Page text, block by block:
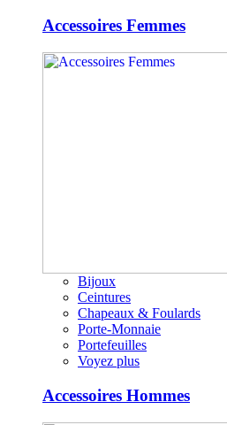
Accessoires Femmes
Bijoux
Ceintures
Chapeaux & Foulards
Porte-Monnaie
Portefeuilles
Voyez plus
Accessoires Hommes